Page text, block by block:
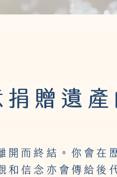
贈遺產
開而終結。你會在
和信念亦會傳給後